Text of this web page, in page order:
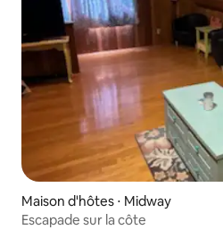
Maison d'hôtes ⋅ Midway
Escapade sur la côte